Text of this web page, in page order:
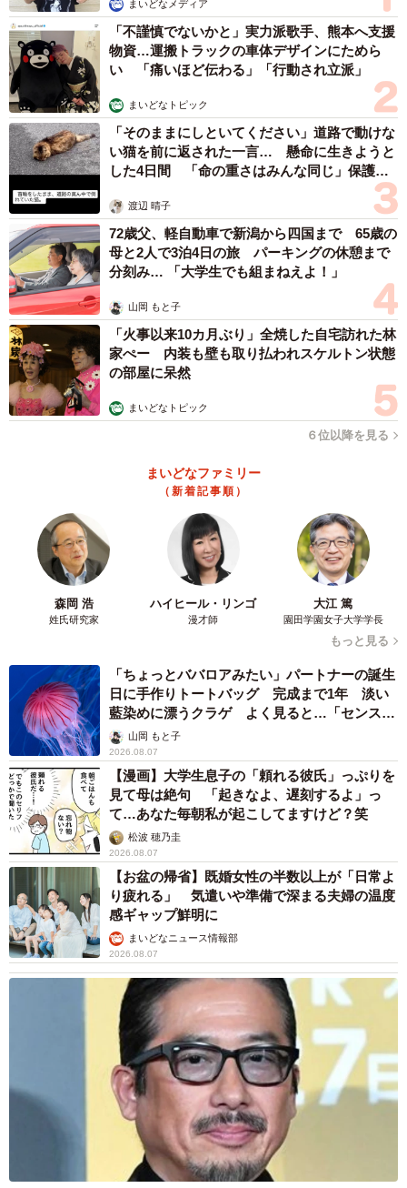
3/3
管理栄養士としての矜持を語る西条 (C)NHK
管理栄養士・西条は結にとってどんな存在なのだろうか。
真鍋さんは、
「やっぱり自分の身に起こったことって、いちばんぐっと
くると思うので、結が入院生活の中で西条の仕事ぶりを見
て、『管理栄養士ってこんなこともできるんだ』と身に沁
みて実感する、そこから管理栄養士を目指すという展開に
しました。西条は、結に『もっと多くの人を救えるんじゃ
るんじゃないか』という気づきを与え、ひとつ先のステー
結の新たなステージを見守りたい。
『おむすび』番組公式サイト
まいどなメディア
「不謹慎でないかと」実力派歌手、熊本へ支援
物資…運搬トラックの車体デザインにためら
い 「痛いほど伝わる」「行動され立派」
まいどなトピック
「そのままにしといてください」道路で動けな
い猫を前に返された一言… 懸命に生きようと
した4日間 「命の重さはみんな同じ」保護団
渡辺 晴子
72歳父、軽自動車で新潟から四国まで 65歳の
母と2人で3泊4日の旅 パーキングの休憩まで
分刻み… 「大学生でも組まねえよ！」
山岡 もと子
「火事以来10カ月ぶり」全焼した自宅訪れた林
家ぺー 内装も壁も取り払われスケルトン状態
の部屋に呆然
まいどなトピック
６位以降を見る
まいどなファミリー
（新着記事順）
森岡 浩
姓氏研究家
ハイヒール・リンゴ
漫才師
大江 篤
園田学園女子大学学長
もっと見る
「ちょっとババロアみたい」パートナーの誕生
日に手作りトートバッグ 完成まで1年 淡い
藍染めに漂うクラゲ よく見ると…「センスす
ごい」山岡 もと子
2026.08.07
【漫画】大学生息子の「頼れる彼氏」っぷりを
見て母は絶句 「起きなよ、遅刻するよ」っ
て…あなた毎朝私が起こしてますけど？笑
松波 穂乃圭
2026.08.07
【お盆の帰省】既婚女性の半数以上が「日常よ
り疲れる」 気遣いや準備で深まる夫婦の温度
感ギャップ鮮明に
まいどなニュース情報部
2026.08.07